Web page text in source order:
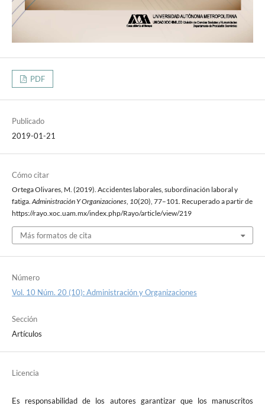
PDF
Publicado
2019-01-21
Cómo citar
Ortega Olivares, M. (2019). Accidentes laborales, subordinación laboral y
fatiga.Administración Y Organizaciones, 10(20), 77–101. Recuperado a partir de
https://rayo.xoc.uam.mx/index.php/Rayo/article/view/219
Más formatos de cita
Número
Vol. 10 Núm. 20 (10): Administración y Organizaciones
Sección
Artículos
Licencia
Es responsabilidad de los autores garantizar que los manuscritos